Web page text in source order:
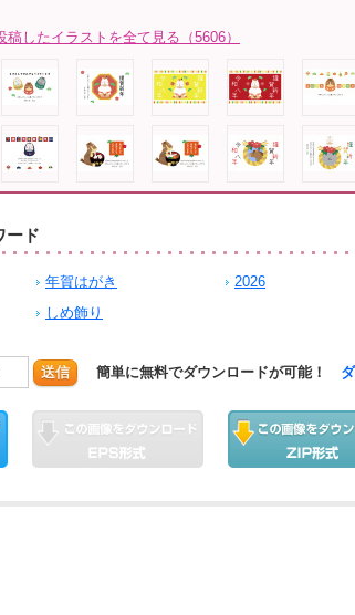
したイラストを全て見る（5606）
ード
年賀はがき 2026
しめ飾り
送信 簡単に無料でダウンロードが可能！